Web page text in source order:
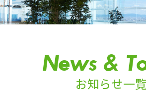
News &
お知らせ一覧